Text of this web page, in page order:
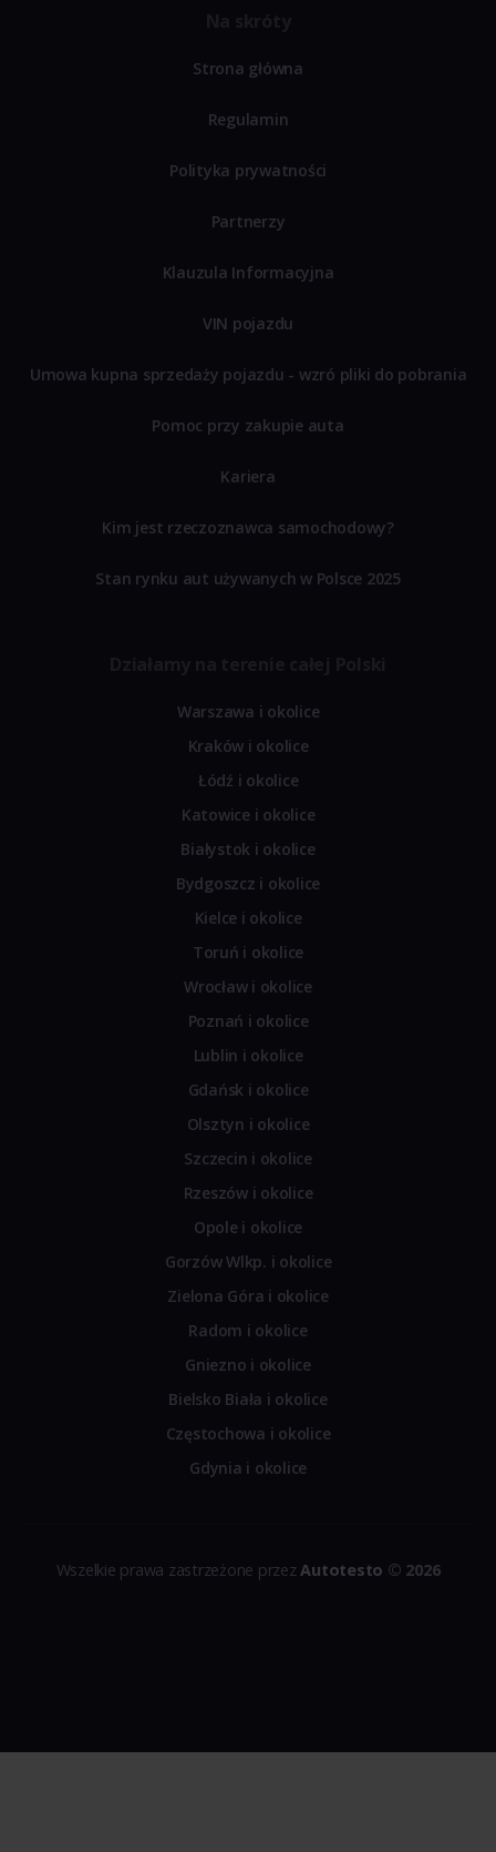
Strona główna
Regulamin
Polityka prywatności
Partnerzy
Klauzula Informacyjna
VIN pojazdu
Umowa kupna sprzedaży pojazdu - wzró pliki do pobrania
Pomoc przy zakupie auta
Kariera
Kim jest rzeczoznawca samochodowy?
Stan rynku aut używanych w Polsce 2025
Warszawa i okolice
Kraków i okolice
Łódź i okolice
Katowice i okolice
Białystok i okolice
Bydgoszcz i okolice
Kielce i okolice
Toruń i okolice
Wrocław i okolice
Poznań i okolice
Lublin i okolice
Gdańsk i okolice
Olsztyn i okolice
Szczecin i okolice
Rzeszów i okolice
Opole i okolice
Gorzów Wlkp. i okolice
Zielona Góra i okolice
Radom i okolice
Gniezno i okolice
Bielsko Biała i okolice
Częstochowa i okolice
Gdynia i okolice
Wszelkie prawa zastrzeżone przez Autotesto © 2026